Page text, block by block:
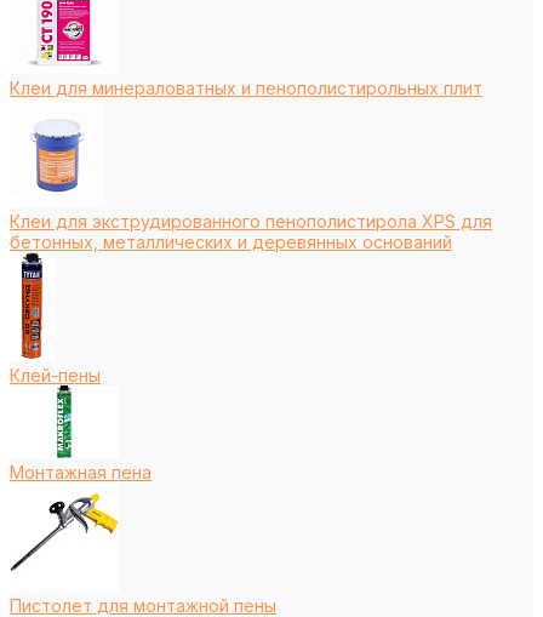
Клеи для минераловатных и пенополистирольных плит
Клеи для экструдированного пенополистирола XPS для
бетонных, металлических и деревянных оснований
Клей-пены
Монтажная пена
Пистолет для монтажной пены